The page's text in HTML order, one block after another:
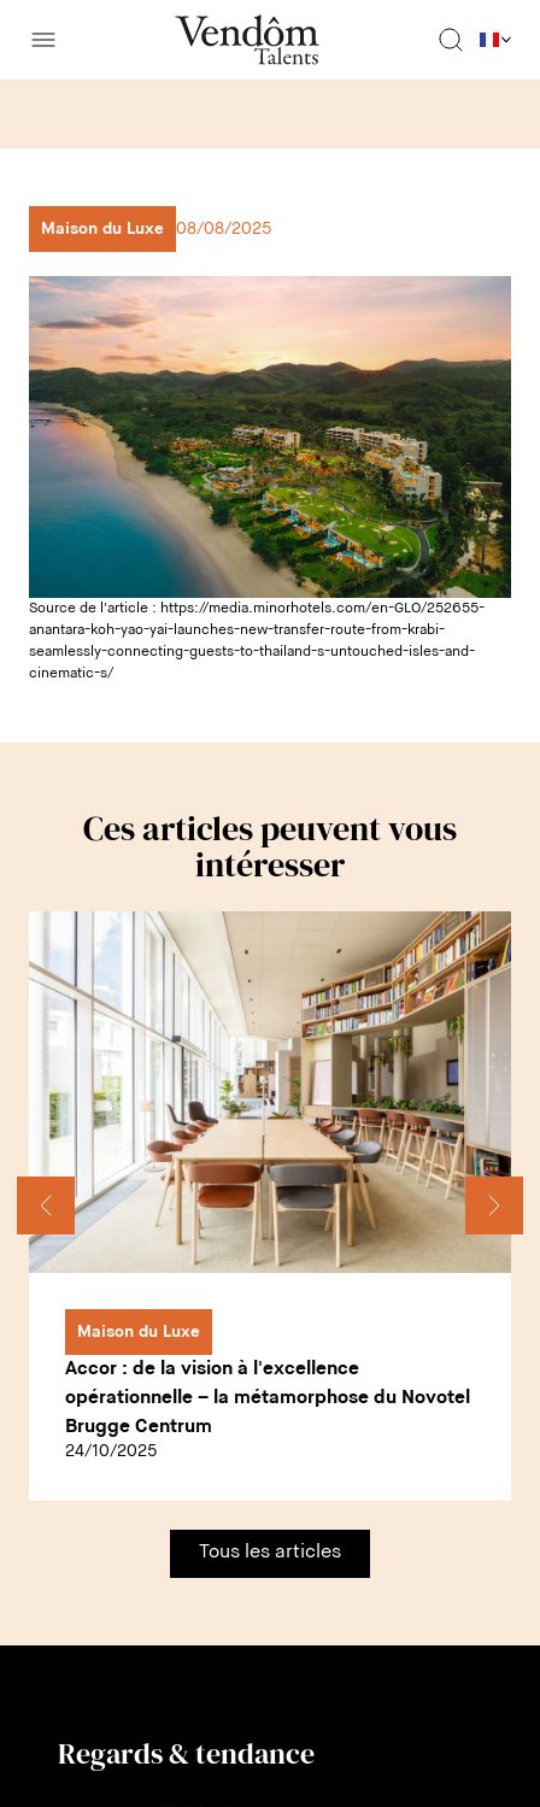
Maison du Luxe 08/08/2025
Source de l'article : https://media.minorhotels.com/en-GLO/252655-
anantara-koh-yao-yai-launches-new-transfer-route-from-krabi-
seamlessly-connecting-guests-to-thailand-s-untouched-isles-and-
cinematic-s/
Ces articles peuvent vous
intéresser
Maison du Luxe
Accor : de la vision à l'excellence
opérationnelle – la métamorphose du Novotel
Brugge Centrum
24/10/2025
Tous les articles
Regards & tendance